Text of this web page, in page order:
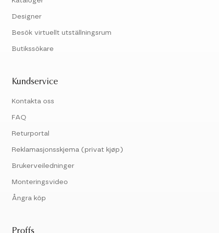
Designer
Besök virtuellt utställningsrum
Butikssökare
Kundservice
Kontakta oss
FAQ
Returportal
Reklamasjonsskjema (privat kjøp)
Brukerveiledninger
Monteringsvideo
Ångra köp